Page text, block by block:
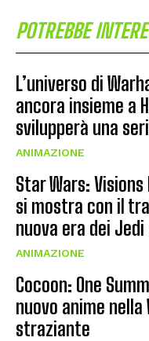
POTREBBE
L’universo di
ancora insieme a
svilupperà una
ANIMAZIONE
Star Wars:
si mostra con il
nuova era dei Jedi
ANIMAZIONE
Cocoon: One
nuovo anime nella
straziante